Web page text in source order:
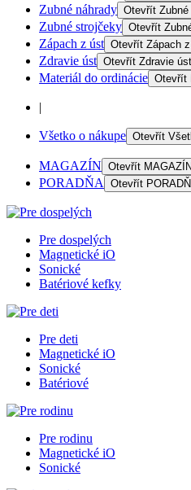
Zubné náhrady Otevřít
Zubné strojčeky Otevřít
Zápach z úst Otevřít Zápach
Zdravie úst Otevřít Zdravie úst
Materiál do ordinácie Otevřít
|
Všetko o nákupe Otevřít
MAGAZÍN Otevřít MAGAZÍN
PORADŇA Otevřít
Pre dospelých
Magnetické iO
Sonické
Batériové kefky
Pre deti
Magnetické iO
Sonické
Batériové
Pre rodinu
Magnetické iO
Sonické